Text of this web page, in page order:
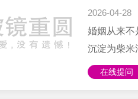
中，许多
前景的不
如何应对这
2026-04-28
婚姻从来不
沉淀为柴米
些矛盾或
在线提问